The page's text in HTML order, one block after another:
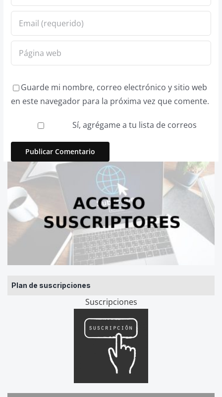
Plan de suscripciones
Suscripciones
Guarde mi nombre, correo electrónico y sitio web
en este navegador para la próxima vez que comente.
Sí, agrégame a tu lista de correos